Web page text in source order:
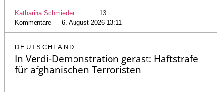
Katharina Schmieder
13
Kommentare — 6. August 2026 13:11
DEUTSCHLAND
In Verdi-Demonstration gerast: Haftstrafe
für afghanischen Terroristen